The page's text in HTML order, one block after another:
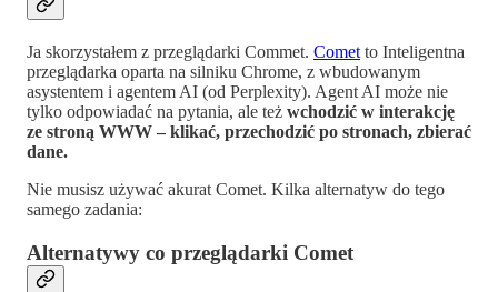
Ja skorzystałem z przeglądarki Commet. Comet to Inteligentna
przeglądarka oparta na silniku Chrome, z wbudowanym
asystentem i agentem AI (od Perplexity). Agent AI może nie
tylko odpowiadać na pytania, ale też wchodzić w interakcję
ze stroną WWW – klikać, przechodzić po stronach, zbierać
dane.
Nie musisz używać akurat Comet. Kilka alternatyw do tego
samego zadania:
Alternatywy co przeglądarki Comet